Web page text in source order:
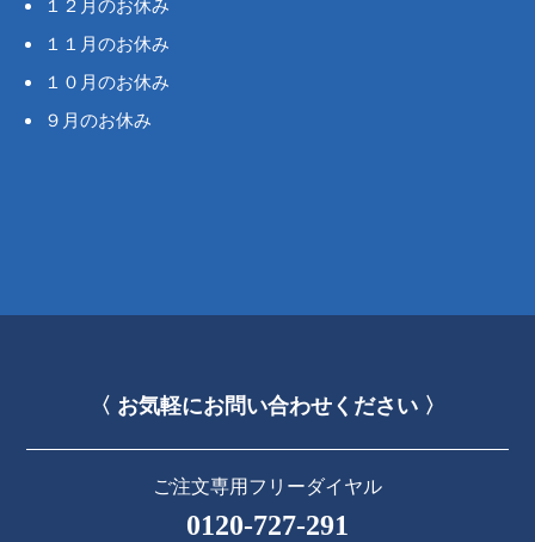
１２月のお休み
１１月のお休み
１０月のお休み
９月のお休み
〈 お気軽にお問い合わせください 〉
ご注文専用フリーダイヤル
0120-727-291